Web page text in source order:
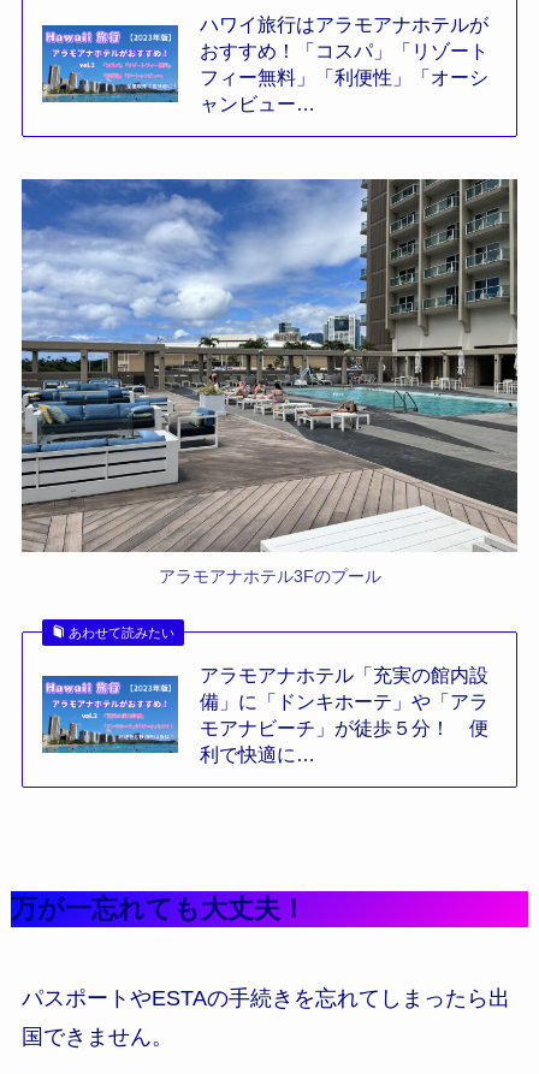
ハワイ旅行はアラモアナホテルが
おすすめ！「コスパ」「リゾート
フィー無料」「利便性」「オーシ
ャンビュー…
アラモアナホテル3Fのプール
あわせて読みたい
アラモアナホテル「充実の館内設
備」に「ドンキホーテ」や「アラ
モアナビーチ」が徒歩５分！ 便
利で快適に…
万が一忘れても大丈夫！
パスポートやESTAの手続きを忘れてしまったら出
国できません。